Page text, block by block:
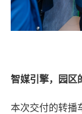
智媒引擎，园区
本次交付的转播